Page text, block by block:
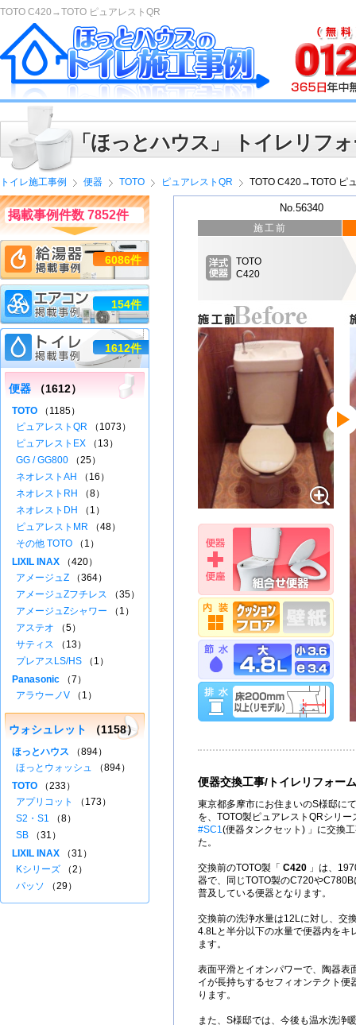
TOTO C420→TOTO ピュアレストQR
「ほっとハウス」 トイレリフ
トイレ施工事例 便器 TOTO ピュアレストQR TOTO C420→TOTO ピ
No.56340
施工前
TOTO
C420
便器交換工事/トイレリフォーム
東京都多摩市にお住まいのS様邸に
を、TOTO製ピュアレストQRシリ
#SC1(便器タンクセット) 」に交換
た。
交換前のTOTO製「 C420 」は、
器で、同じTOTO製のC720や
普及している便器となります。
交換前の洗浄水量は12Lに対し、交
4.8Lと半分以下の水量で便器内をキ
ます。
表面平滑とイオンパワーで、陶器表
イが長持ちするセフィオンテクト便
ります。
また、S様邸では、今後も温水洗浄
掲載事例件数 7852件
6086件
154件
1612件
便器 （1612）
TOTO （1185）
ピュアレストQR （1073）
ピュアレストEX （13）
GG / GG800 （25）
ネオレストAH
（16）
ネオレストRH
（8）
ネオレストDH
（1）
ピュアレストMR （48）
その他 TOTO （1）
LIXIL INAX （420）
アメージュZ （364）
アメージュZフチレス （35）
アメージュZシャワー （1）
アステオ （5）
サティス （13）
プレアスLS/HS （1）
Panasonic （7）
アラウーノV （1）
ウォシュレット （1158）
ほっとハウス （894）
ほっとウォッシュ （894）
TOTO （233）
アプリコット
（173）
S2・S1 （8）
SB （31）
LIXIL INAX （31）
Kシリーズ （2）
パッソ （29）